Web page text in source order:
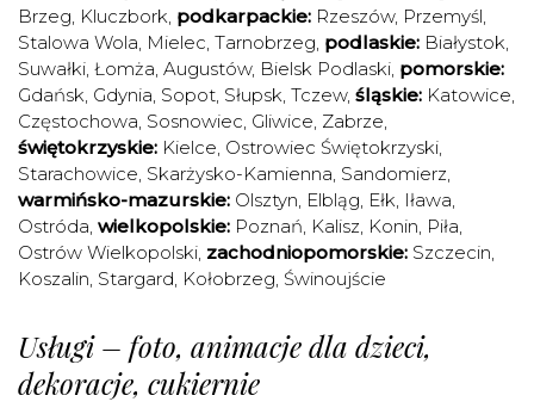
Brzeg, Kluczbork, podkarpackie: Rzeszów, Przemyśl,
Stalowa Wola, Mielec, Tarnobrzeg, podlaskie: Białystok,
Suwałki, Łomża, Augustów, Bielsk Podlaski, pomorskie:
Gdańsk, Gdynia, Sopot, Słupsk, Tczew, śląskie: Katowice,
Częstochowa, Sosnowiec, Gliwice, Zabrze,
świętokrzyskie: Kielce, Ostrowiec Świętokrzyski,
Starachowice, Skarżysko-Kamienna, Sandomierz,
warmińsko-mazurskie: Olsztyn, Elbląg, Ełk, Iława,
Ostróda, wielkopolskie: Poznań, Kalisz, Konin, Piła,
Ostrów Wielkopolski, zachodniopomorskie: Szczecin,
Koszalin, Stargard, Kołobrzeg, Świnoujście
Usługi – foto, animacje dla dzieci,
dekoracje, cukiernie